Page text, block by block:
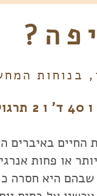
בנוחות
:
החיים באיברים
או פחות
שבהם היא חסרה